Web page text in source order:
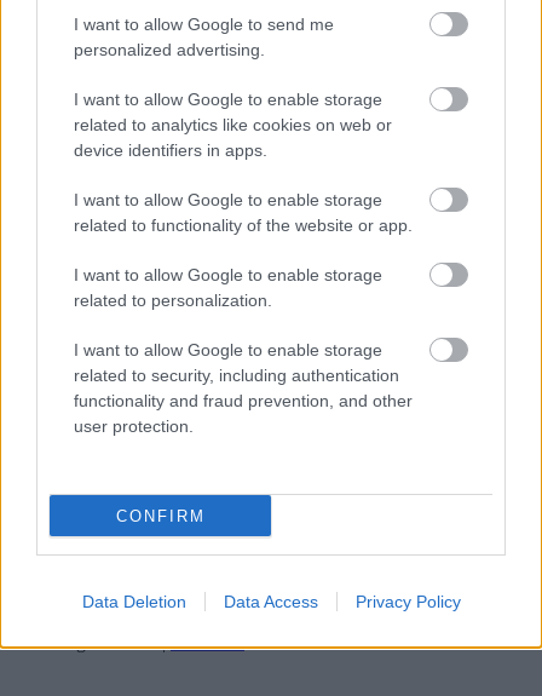
I want to allow Google to send me
personalized advertising.
I want to allow Google to enable storage
related to analytics like cookies on web or
device identifiers in apps.
I want to allow Google to enable storage
related to functionality of the website or app.
I want to allow Google to enable storage
related to personalization.
I want to allow Google to enable storage
related to security, including authentication
functionality and fraud prevention, and other
user protection.
CONFIRM
Data Deletion Data Access Privacy Policy
A gyakornoki munka: lehetőségek és kihívások a
karrier ke...
2026. augusztus 09|Promóció
35 perces tanórák és kevesebb házi feladat jöhet az
Mindenki ügye
Baka Andrást jelöli köztársasági elnöknek a Tisza
2026. augusztus 08|Mindenki ügye
Új magyar külügyi stratégia készül, teljes szakítás
2026. augusztus 08|Mindenki ügye
megnézni
2026. augusztus 08|Promóció